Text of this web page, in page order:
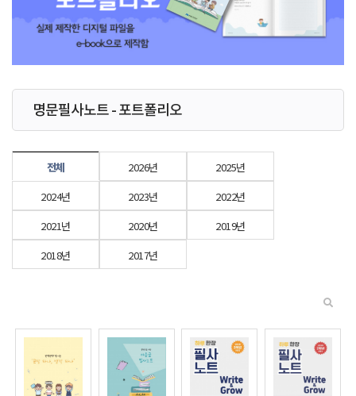
명문필사노트 - 포트폴리오
전체 2026년
2025년
2024년
2023년
2022년
2021년
2020년
2019년
2018년
2017년